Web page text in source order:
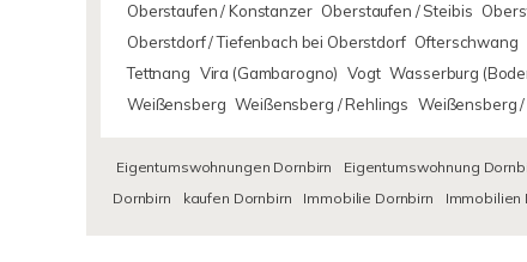
Oberstaufen / Konstanzer Oberstaufen / Steibis
Oberstdorf / Tiefenbach bei Oberstdorf Ofterschwang
Tettnang Vira (Gambarogno) Vogt Wasserburg
Weißensberg Weißensberg / Rehlings Weißensberg
Eigentumswohnungen Dornbirn Eigentumswohnung
Dornbirn
kaufen Dornbirn Immobilie Dornbirn Immobilien